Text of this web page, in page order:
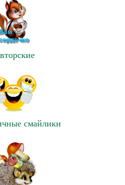
смайлики